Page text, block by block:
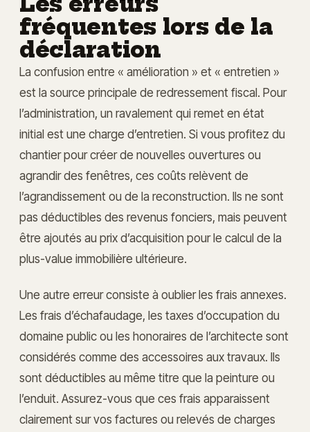
fréquentes lors de la
déclaration
La confusion entre « amélioration » et « entretien »
est la source principale de redressement fiscal. Pour
l’administration, un ravalement qui remet en état
initial est une charge d’entretien. Si vous profitez du
chantier pour créer de nouvelles ouvertures ou
agrandir des fenêtres, ces coûts relèvent de
l’agrandissement ou de la reconstruction. Ils ne sont
pas déductibles des revenus fonciers, mais peuvent
être ajoutés au prix d’acquisition pour le calcul de la
plus-value immobilière ultérieure.
Une autre erreur consiste à oublier les frais annexes.
Les frais d’échafaudage, les taxes d’occupation du
domaine public ou les honoraires de l’architecte sont
considérés comme des accessoires aux travaux. Ils
sont déductibles au même titre que la peinture ou
l’enduit. Assurez-vous que ces frais apparaissent
clairement sur vos factures ou relevés de charges